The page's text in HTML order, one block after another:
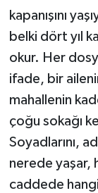
kapanışını
belki dört yıl
okur. Her
ifade, bir
mahallenin
çoğu sokağı
Soyadlarını,
nerede yaşar,
caddede